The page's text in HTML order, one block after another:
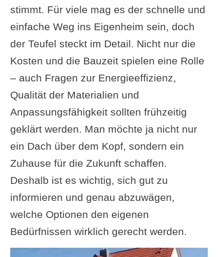
stimmt. Für viele mag es der schnelle und
einfache Weg ins Eigenheim sein, doch
der Teufel steckt im Detail. Nicht nur die
Kosten und die Bauzeit spielen eine Rolle
– auch Fragen zur Energieeffizienz,
Qualität der Materialien und
Anpassungsfähigkeit sollten frühzeitig
geklärt werden. Man möchte ja nicht nur
ein Dach über dem Kopf, sondern ein
Zuhause für die Zukunft schaffen.
Deshalb ist es wichtig, sich gut zu
informieren und genau abzuwägen,
welche Optionen den eigenen
Bedürfnissen wirklich gerecht werden.